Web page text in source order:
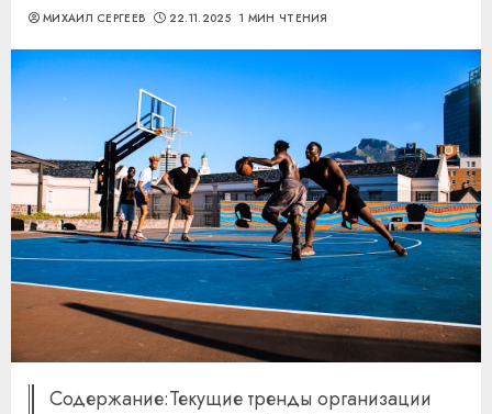
МИХАИЛ СЕРГЕЕВ 22.11.2025 1 МИН ЧТЕНИЯ
Содержание:Текущие тренды организации